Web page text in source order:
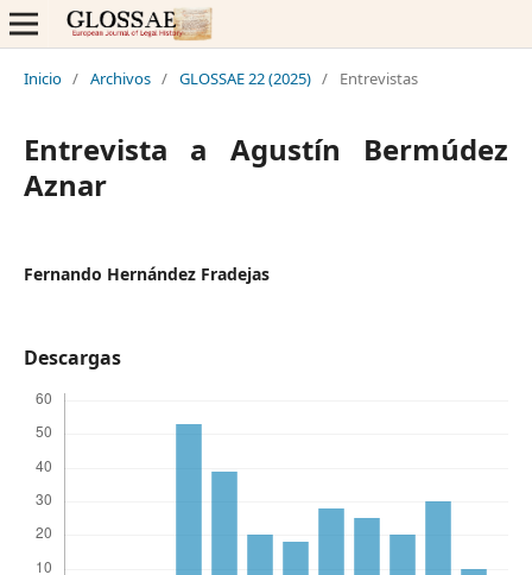
Inicio / Archivos / GLOSSAE 22 (2025) / Entrevistas
Entrevista a Agustín Bermúdez
Aznar
Fernando Hernández Fradejas
Descargas